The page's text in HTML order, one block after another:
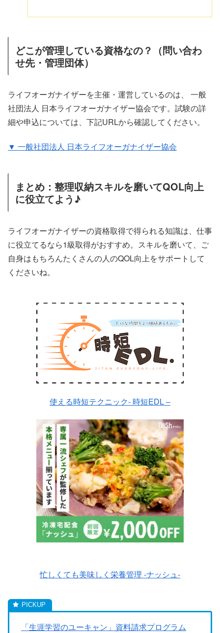
どこが管理している資格なの？（問い合わ
せ先・管理団体）
ライフオーガナイザーを主催・運営しているのは、 一般
社団法人 日本ライフオーガナイザー協会です。試験の詳
細や申込については、下記URLから確認してください。
▼ 一般社団法人 日本ライフオーガナイザー協会
まとめ：整理収納スキルを磨いてQOL向上
に役立てよう♪
ライフオーガナイザーの資格取得で得られる知識は、仕事
に役立てるなら1級取得がおすすめ。スキルを磨いて、ご
自身はもちろんたくさんの人のQOL向上をサポートして
くださいね。
使える時短テクニック- 時短EDL –
忙しくても美味しく栄養管理 -ナッシュ-
「生涯学習のユーキャン」資料請求プログラム